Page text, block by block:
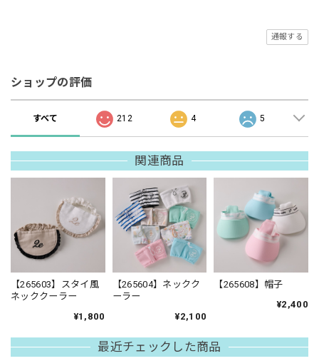
通報する
ショップの評価
すべて 212 4 5
関連商品
【265603】スタイ風
ネッククーラー
¥1,800
【265604】ネックク
ーラー
¥2,100
【265608】帽子
¥2,400
最近チェックした商品